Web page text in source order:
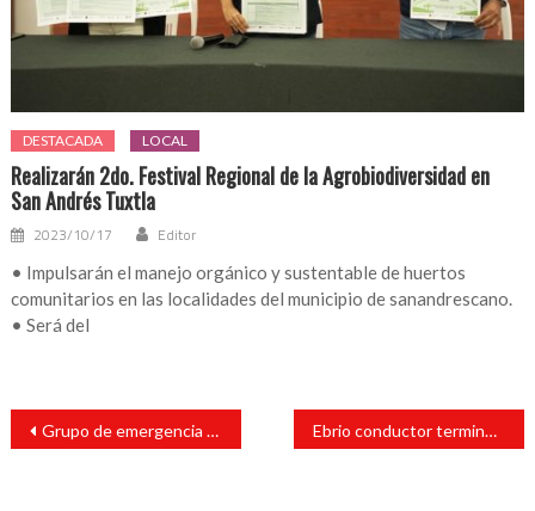
DESTACADA LOCAL
Realizarán 2do. Festival Regional de la Agrobiodiversidad en
San Andrés Tuxtla
2023/10/17 Editor
• Impulsarán el manejo orgánico y sustentable de huertos
comunitarios en las localidades del municipio de sanandrescano.
• Será del
Navegación
entradas
Grupo de emergencia atiende a sujeto que tenía una herida Ebrio conductor terminó a la entrado de auto hotel